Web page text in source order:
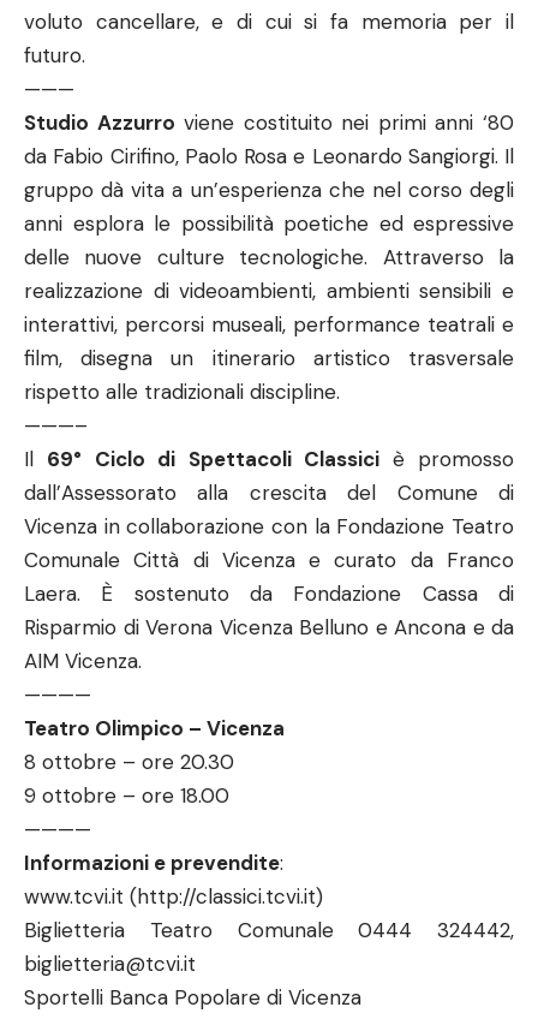
voluto cancellare, e di cui si fa memoria per il
futuro.
———
Studio Azzurro viene costituito nei primi anni ‘80
da Fabio Cirifino, Paolo Rosa e Leonardo Sangiorgi. Il
gruppo dà vita a un’esperienza che nel corso degli
anni esplora le possibilità poetiche ed espressive
delle nuove culture tecnologiche. Attraverso la
realizzazione di videoambienti, ambienti sensibili e
interattivi, percorsi museali, performance teatrali e
film, disegna un itinerario artistico trasversale
rispetto alle tradizionali discipline.
———–
Il 69° Ciclo di Spettacoli Classici è promosso
dall’Assessorato alla crescita del Comune di
Vicenza in collaborazione con la Fondazione Teatro
Comunale Città di Vicenza e curato da Franco
Laera. È sostenuto da Fondazione Cassa di
Risparmio di Verona Vicenza Belluno e Ancona e da
AIM Vicenza.
————
Teatro Olimpico – Vicenza
8 ottobre – ore 20.30
9 ottobre – ore 18.00
————
Informazioni e prevendite:
www.tcvi.it (http://classici.tcvi.it)
Biglietteria Teatro Comunale 0444 324442,
biglietteria@tcvi.it
Sportelli Banca Popolare di Vicenza